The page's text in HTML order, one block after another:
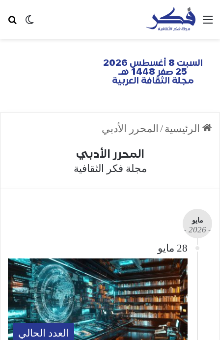
السبت 8 أغسطس 2026
25 صفر 1448 هـ
مجلة الثقافة العربية
الرئيسية/ المحرر الأدبي
المحرر الأدبي
مجلة فكر الثقافية
مايو
- 2026 -
28 مايو
العدد الحالي